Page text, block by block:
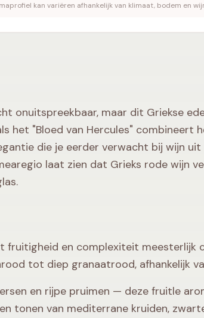
kan variëren afhankelijk van klimaat, bodem en
onuitspreekbaar, maar dit Griekse
het "Bloed van Hercules" combineert
die je eerder verwacht bij wijn uit
laat zien dat Grieks rode wijn
en complexiteit meesterlijk
tot diep granaatrood, afhankelijk
en rijpe pruimen — deze fruitle
tonen van mediterrane kruiden,